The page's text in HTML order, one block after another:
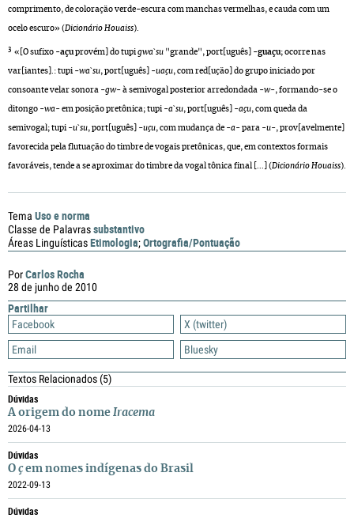
PorCarlos Rocha
28 de junho de 2010
Partilhar
Facebook
X (twitter)
Email
Bluesky
Textos Relacionados(5)
Dúvidas
A origem do nome Iracema
2026-04-13
Dúvidas
O çem nomes indígenas do Brasil
2022-09-13
Dúvidas
comprimento, de coloração verde-escura com manchas vermelhas, e cauda com um
ocelo escuro» (Dicionário Houaiss).
3 «[O sufixo -açuprovém] do tupi gwa`su "grande", port[uguês] -guaçu; ocorre nas
var[iantes].: tupi -wa`su, port[uguês] -uaçu, com red[ução] do grupo iniciado por
consoante velar sonora -gw- à semivogal posterior arredondada -w-, formando-se o
ditongo -wa- em posição pretônica; tupi -a`su, port[uguês] -açu, com queda da
semivogal; tupi -u`su, port[uguês] -uçu, com mudança de -a- para -u-, prov[avelmente]
favorecida pela flutuação do timbre de vogais pretônicas, que, em contextos formais
favoráveis, tende a se aproximar do timbre da vogal tônica final [...] (Dicionário Houaiss).
Tema Uso e norma
Classe de Palavrassubstantivo
Áreas LinguísticasEtimologia;Ortografia/Pontuação